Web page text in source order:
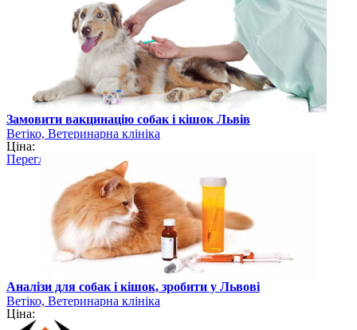
Замовити вакцинацію собак і кішок Львів
Ветіко, Ветеринарна клініка
Ціна:
Перегляд
Аналізи для собак і кішок, зробити у Львові
Ветіко, Ветеринарна клініка
Ціна: